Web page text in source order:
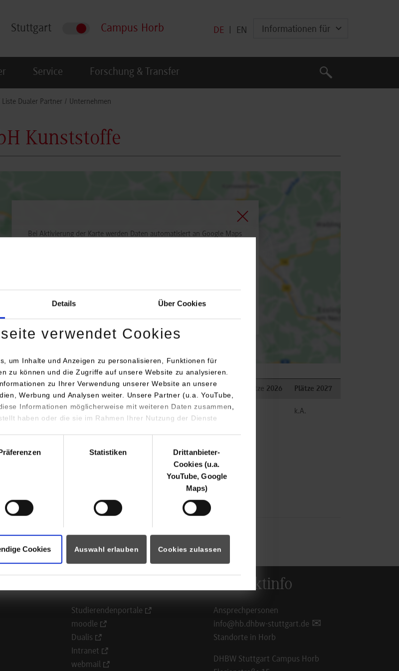
Details Über Cookies
verwendet Cookies
um Inhalte und Anzeigen zu personalisieren, Funktionen für
zu können und die Zugriffe auf unsere Website zu analysieren.
zu Ihrer Verwendung unserer Website an unsere
Werbung und Analysen weiter. Unsere Partner (u.a. YouTube,
Informationen möglicherweise mit weiteren Daten zusammen,
haben oder die sie im Rahmen Ihrer Nutzung der Dienste
Statistiken
Drittanbieter-
Cookies (u.a.
YouTube, Google
Maps)
Cookies Auswahl erlauben Cookies zulassen
Stuttgart Campus Horb DE EN Informationen für
Service Forschung & Transfer
Suche
Suche
Liste Dualer Partner Unternehmen
Kunststoffe
Bei Aktivierung der Karte werden Daten automatisiert an Google Maps
Anschrift / Ansprechperson Bemerkungen Plätze 2026 Plätze 2027
VTS GmbH Kunststoffe
78658 Zimmern
http://www.vts-kunststoffe.eu/
Carmen.roth@vts-kunststoffe.eu
k.A.
Studierendenportale
moodle
Dualis
Intranet
webmail
Kontaktinfo
Ansprechpersonen
info@hb.dhbw-stuttgart.de
Standorte in Horb
DHBW Stuttgart Campus Horb